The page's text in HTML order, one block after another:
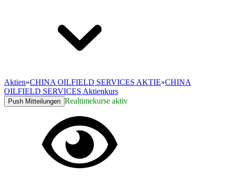
Aktien»CHINA OILFIELD SERVICES AKTIE»CHINA
OILFIELD SERVICES Aktienkurs
Push Mitteilungen Realtimekurse aktiv